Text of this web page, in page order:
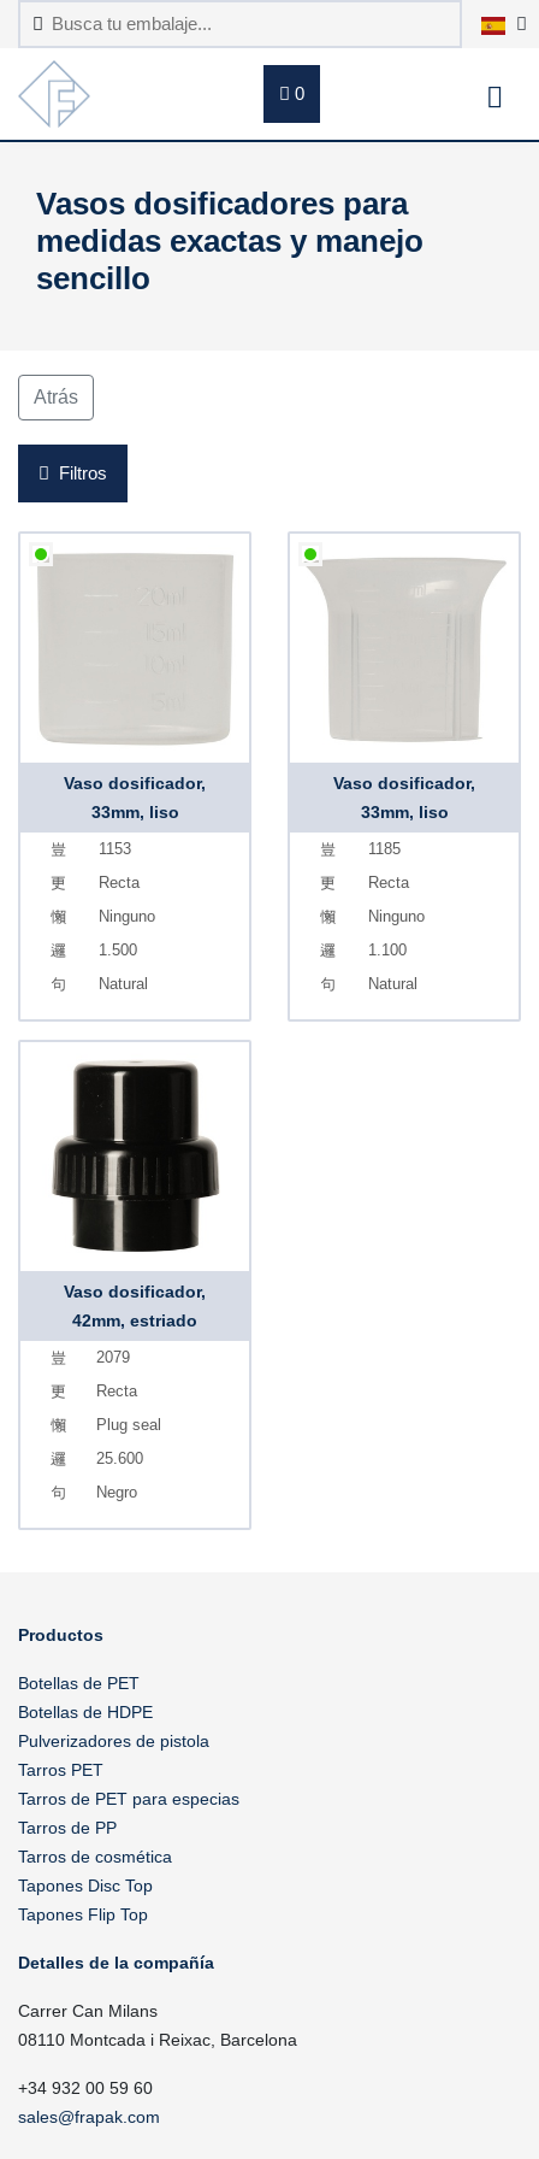
0
Vasos dosificadores para
medidas exactas y manejo
sencillo
Atrás
Filtros
Vaso dosificador,
33mm, liso
1153
Recta
Ninguno
1.500
Natural
Vaso dosificador,
33mm, liso
1185
Recta
Ninguno
1.100
Natural
Vaso dosificador,
42mm, estriado
2079
Recta
Plug seal
25.600
Negro
Productos
Botellas de PET
Botellas de HDPE
Pulverizadores de pistola
Tarros PET
Tarros de PET para especias
Tarros de PP
Tarros de cosmética
Tapones Disc Top
Tapones Flip Top
Detalles de la compañía
Carrer Can Milans
08110 Montcada i Reixac, Barcelona
+34 932 00 59 60
sales@frapak.com